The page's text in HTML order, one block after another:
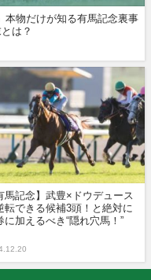
本物だけが知る有馬記念裏事
は？
馬記念】武豊×ドウデュース
転できる候補3頭！と絶対に
に加えるべき“隠れ穴馬！”